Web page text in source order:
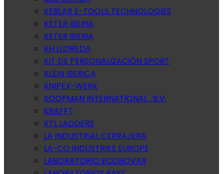
KEBLAR E-TOOLS TECHNOLOGIES
KETER IBERIA
KETER IBERIA
KH LLOREDA
KIT DE PERSONALIZACIÓN SPORT
KLEIN IBERICA
KNIPEX-WERK
KOOPMAN INTERNATIONAL , B.V.
KRAFFT
KTL LADDERS
LA INDUSTRIAL CERRAJERA
LA-CO INDUSTRIES EUROPE
LABORATORIO ECONOVAR